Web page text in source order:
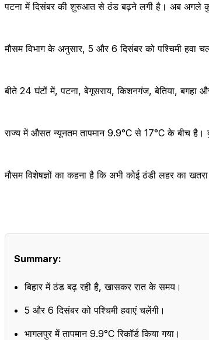
पटना में दिसंबर की शुरुआत से ठंड बढ़ने लगी है। अब अगले
मौसम विभाग के अनुसार, 5 और 6 दिसंबर को पश्चिमी हवा
बीते 24 घंटों में, पटना, बेगूसराय, किशनगंज, बेतिया, बगहा
राज्य में औसत न्यूनतम तापमान 9.9°C से 17°C के बीच है।
मौसम विशेषज्ञों का कहना है कि अभी कोई ठंडी लहर का
Summary:
बिहार में ठंड बढ़ रही है, खासकर रात के समय।
5 और 6 दिसंबर को पश्चिमी हवाएं चलेंगी।
भागलपुर में तापमान 9.9°C रिकॉर्ड किया गया।